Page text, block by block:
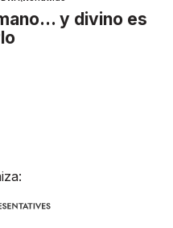
y divino es